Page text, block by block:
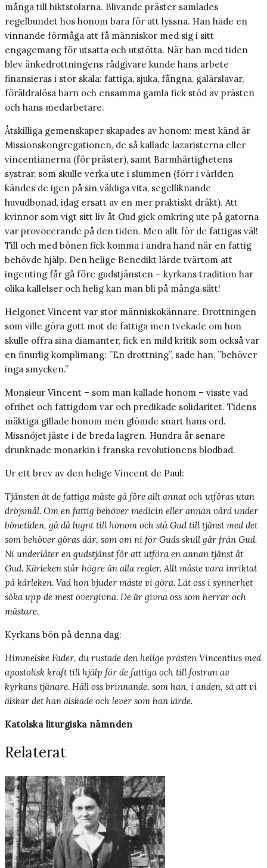
många till biktstolarna. Blivande präster samlades
regelbundet hos honom bara för att lyssna. Han hade en
vinnande förmåga att få människor med sig i sitt
engagemang för utsatta och utstötta. När han med tiden
blev änkedrottningens rådgivare kunde hans arbete
finansieras i stor skala: fattiga, sjuka, fångna, galärslavar,
föräldralösa barn och ensamma gamla fick stöd av prästen
och hans medarbetare.
Åtskilliga gemenskaper skapades av honom: mest känd är
Missionskongregationen, de så kallade lazaristerna eller
vincentianerna (för präster), samt Barmhärtighetens
systrar, som skulle verka ute i slummen (förr i världen
kändes de igen på sin väldiga vita, segelliknande
huvudbonad, idag ersatt av en mer praktiskt dräkt). Att
kvinnor som vigt sitt liv åt Gud gick omkring ute på gatorna
var provocerande på den tiden. Men allt för de fattigas väl!
Till och med bönen fick komma i andra hand när en fattig
behövde hjälp. Den helige Benedikt lärde tvärtom att
ingenting får gå före gudstjänsten – kyrkans tradition har
olika kallelser och helig kan man bli på många sätt!
Helgonet Vincent var stor människokännare. Drottningen
som ville göra gott mot de fattiga men tvekade om hon
skulle offra sina diamanter, fick en mild kritik som också var
en finurlig komplimang: ”En drottning”, sade han, ”behöver
inga smycken.”
Monsieur Vincent – som man kallade honom – visste vad
ofrihet och fattigdom var och predikade solidaritet. Tidens
mäktiga gillade honom men glömde snart hans ord.
Missnöjet jäste i de breda lagren. Hundra år senare
drunknade monarkin i franska revolutionens blodbad.
Ur ett brev av den helige Vincent de Paul:
Tjänsten åt de fattiga måste gå före allt annat och utföras utan
dröjsmål. Om en fattig behöver medicin eller annan vård under
bönetiden, gå då lugnt till honom och stå Gud till tjänst med det
som behöver göras där, som om ni för Guds skull går från Gud.
Ni underlåter en gudstjänst för att utföra en annan tjänst åt
Gud. Kärleken står högre än alla regler. Allt måste vara inriktat
på kärleken. Vad hon bjuder måste vi göra. Låt oss i synnerhet
söka upp de mest övergivna. De är givna oss som herrar och
mästare.
Kyrkans bön på denna dag:
Himmelske Fader, du rustade den helige prästen Vincentius med
apostolisk kraft till hjälp för de fattiga och till fostran av
kyrkans tjänare. Håll oss brinnande, som han, i anden, så att vi
älskar det han älskade och lever som han lärde.
Katolska liturgiska nämnden
Relaterat